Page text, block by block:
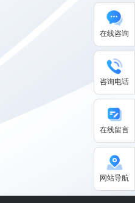
在线咨询
咨询电话
在线留言
网站导航